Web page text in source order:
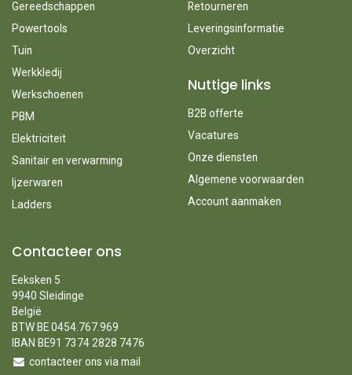
Gereedschappen
Powertools
Tuin
Werkkledij
Werkschoenen
PBM
Elektriciteit
Sanitair en verwarming
Ijzerwaren
Ladders
Retourneren
Leveringsinformatie
Overzicht
Nuttige links
B2B offerte
Vacatures
Onze diensten
Algemene voorwaarden
Account aanmaken
Contacteer ons
Eeksken 5
9940 Sleidinge
België
BTW BE 0454.767.969
IBAN BE91 7374 2828 7476
contacteer ons via mail